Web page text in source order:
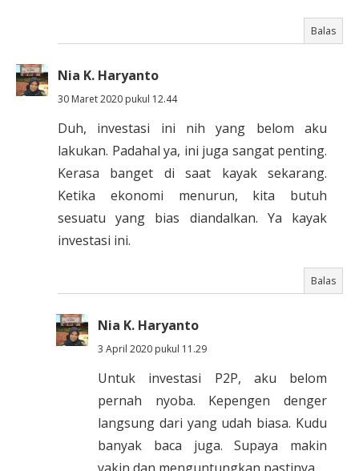
Balas
Nia K. Haryanto
30 Maret 2020 pukul 12.44
Duh, investasi ini nih yang belom aku
lakukan. Padahal ya, ini juga sangat penting.
Kerasa banget di saat kayak sekarang.
Ketika ekonomi menurun, kita butuh
sesuatu yang bias diandalkan. Ya kayak
investasi ini.
Balas
Nia K. Haryanto
3 April 2020 pukul 11.29
Untuk investasi P2P, aku belom
pernah nyoba. Kepengen denger
langsung dari yang udah biasa. Kudu
banyak baca juga. Supaya makin
yakin dan menguntungkan pastinya.